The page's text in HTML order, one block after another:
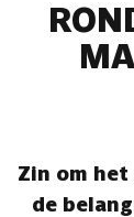
Zin om
de